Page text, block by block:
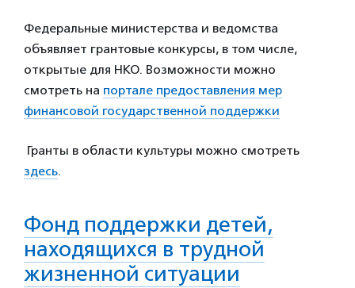
Федеральные министерства и ведомства
объявляет грантовые конкурсы, в том числе,
открытые для НКО. Возможности можно
смотреть на портале предоставления мер
финансовой государственной поддержки
Гранты в области культуры можно смотреть
здесь.
Фонд поддержки детей,
находящихся в трудной
жизненной ситуации